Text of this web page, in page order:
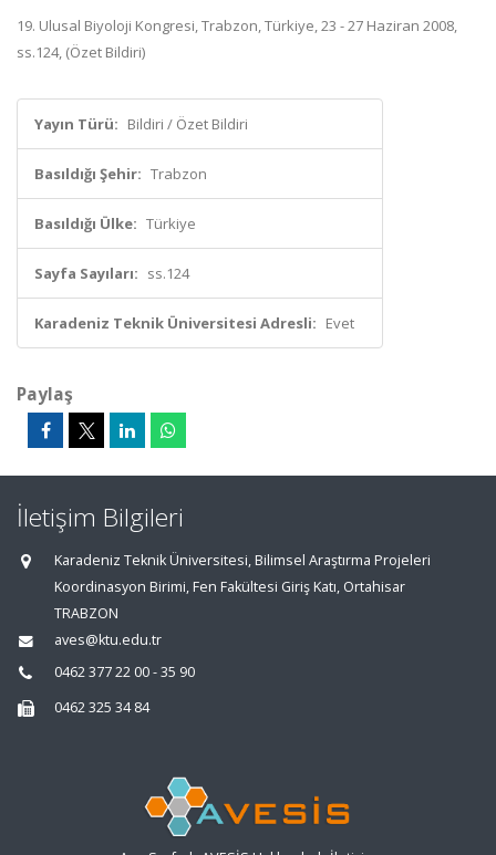
19. Ulusal Biyoloji Kongresi, Trabzon, Türkiye, 23 - 27 Haziran 2008,
ss.124, (Özet Bildiri)
Yayın Türü: Bildiri / Özet Bildiri
Basıldığı Şehir: Trabzon
Basıldığı Ülke: Türkiye
Sayfa Sayıları: ss.124
Karadeniz Teknik Üniversitesi Adresli: Evet
Paylaş
İletişim Bilgileri
Karadeniz Teknik Üniversitesi, Bilimsel Araştırma Projeleri
Koordinasyon Birimi, Fen Fakültesi Giriş Katı, Ortahisar
TRABZON
aves@ktu.edu.tr
0462 377 22 00 - 35 90
0462 325 34 84